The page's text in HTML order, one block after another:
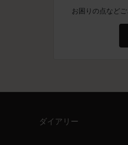
お困りの点など
ダイアリー